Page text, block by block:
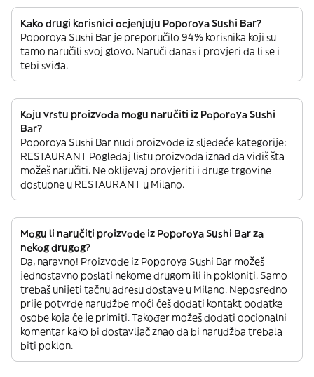
Kako drugi korisnici ocjenjuju Poporoya Sushi Bar?
Poporoya Sushi Bar je preporučilo 94% korisnika koji su
tamo naručili svoj glovo. Naruči danas i provjeri da li se i
tebi sviđa.
Koju vrstu proizvoda mogu naručiti iz Poporoya Sushi
Bar?
Poporoya Sushi Bar nudi proizvode iz sljedeće kategorije:
RESTAURANT Pogledaj listu proizvoda iznad da vidiš šta
možeš naručiti. Ne oklijevaj provjeriti i druge trgovine
dostupne u RESTAURANT u Milano.
Mogu li naručiti proizvode iz Poporoya Sushi Bar za
nekog drugog?
Da, naravno! Proizvode iz Poporoya Sushi Bar možeš
jednostavno poslati nekome drugom ili ih pokloniti. Samo
trebaš unijeti tačnu adresu dostave u Milano. Neposredno
prije potvrde narudžbe moći ćeš dodati kontakt podatke
osobe koja će je primiti. Također možeš dodati opcionalni
komentar kako bi dostavljač znao da bi narudžba trebala
biti poklon.